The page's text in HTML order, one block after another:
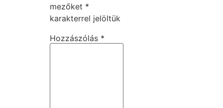
mezőket *
karakterrel jelöltük
Hozzászólás *